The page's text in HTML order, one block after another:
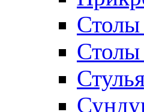
Столы